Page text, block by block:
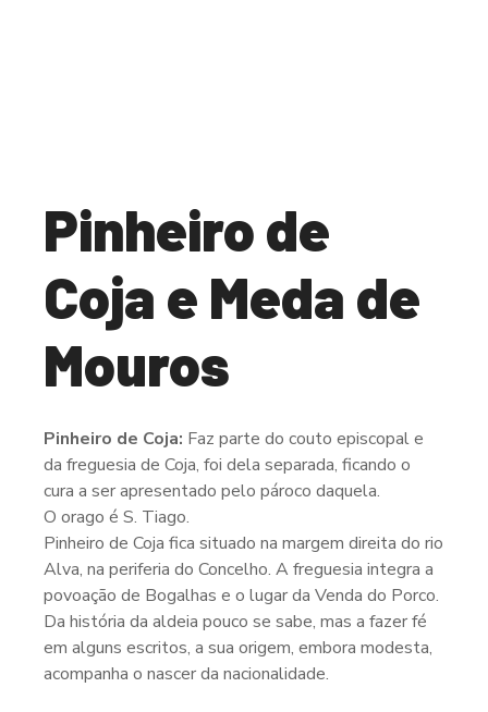
Pinheiro de
Coja e Meda de
Mouros
Pinheiro de Coja: Faz parte do couto episcopal e
da freguesia de Coja, foi dela separada, ficando o
cura a ser apresentado pelo pároco daquela.
O orago é S. Tiago.
Pinheiro de Coja fica situado na margem direita do rio
Alva, na periferia do Concelho. A freguesia integra a
povoação de Bogalhas e o lugar da Venda do Porco.
Da história da aldeia pouco se sabe, mas a fazer fé
em alguns escritos, a sua origem, embora modesta,
acompanha o nascer da nacionalidade.